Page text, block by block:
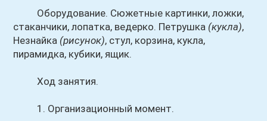
Оборудование. Сюжетные картинки, ложки,
стаканчики, лопатка, ведерко. Петрушка (кукла),
Незнайка (рисунок), стул, корзина, кукла,
пирамидка, кубики, ящик.
Ход занятия.
1. Организационный момент.